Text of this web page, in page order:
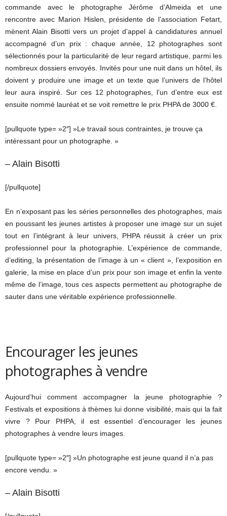
commande avec le photographe Jérôme d’Almeida et une
rencontre avec Marion Hislen, présidente de l’association Fetart,
mènent Alain Bisotti vers un projet d’appel à candidatures annuel
accompagné d’un prix : chaque année, 12 photographes sont
sélectionnés pour la particularité de leur regard artistique, parmi les
nombreux dossiers envoyés. Invités pour une nuit dans un hôtel, ils
doivent y produire une image et un texte que l’univers de l’hôtel
leur aura inspiré. Sur ces 12 photographes, l’un d’entre eux est
ensuite nommé lauréat et se voit remettre le prix PHPA de 3000 €.
[pullquote type= »2″] »Le travail sous contraintes, je trouve ça
intéressant pour un photographe. »
– Alain Bisotti
[/pullquote]
En n’exposant pas les séries personnelles des photographes, mais
en poussant les jeunes artistes à proposer une image sur un sujet
tout en l’intégrant à leur univers, PHPA réussit à créer un prix
professionnel pour la photographie. L’expérience de commande,
d’editing, la présentation de l’image à un « client », l’exposition en
galerie, la mise en place d’un prix pour son image et enfin la vente
même de l’image, tous ces aspects permettent au photographe de
sauter dans une véritable expérience professionnelle.
Encourager les jeunes
photographes à vendre
Aujourd’hui comment accompagner la jeune photographie ?
Festivals et expositions à thèmes lui donne visibilité, mais qui la fait
vivre ? Pour PHPA, il est essentiel d’encourager les jeunes
photographes à vendre leurs images.
[pullquote type= »2″] »Un photographe est jeune quand il n’a pas
encore vendu. »
– Alain Bisotti